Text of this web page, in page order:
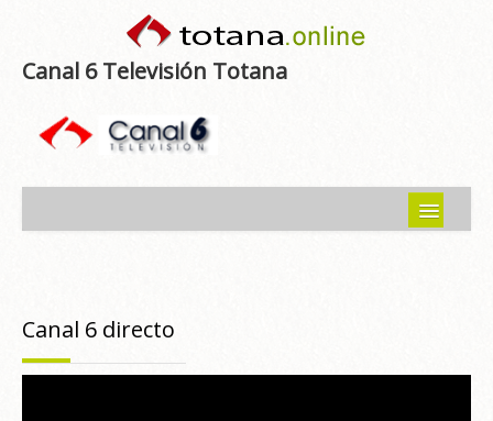
Canal 6 Televisión Totana
Programas emitidos
Canal 6 directo